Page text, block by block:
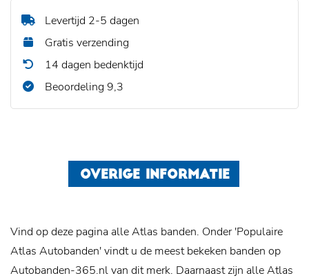
Levertijd 2-5 dagen
Gratis verzending
14 dagen bedenktijd
Beoordeling 9,3
OVERIGE INFORMATIE
Vind op deze pagina alle Atlas banden. Onder 'Populaire
Atlas Autobanden' vindt u de meest bekeken banden op
Autobanden-365.nl van dit merk. Daarnaast zijn alle Atlas